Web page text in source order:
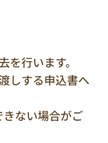
行います。
しする申込書へ
い場合がご